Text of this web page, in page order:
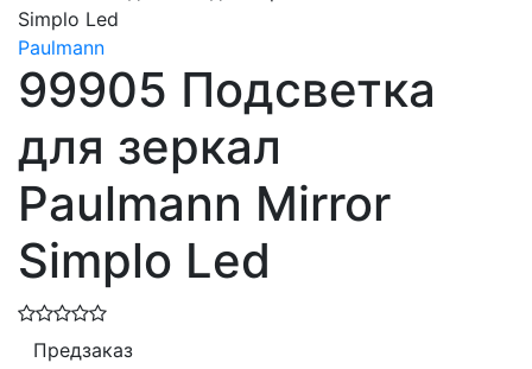
Paulmann
99905 Подсветка
для зеркал
Paulmann Mirror
Simplo Led
Предзаказ